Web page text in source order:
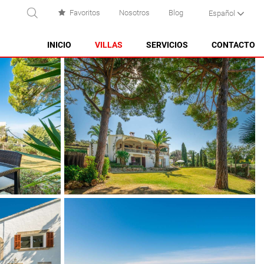
Favoritos Nosotros Blog Español
INICIO VILLAS
ES CASTELL
ES GRAU
MAHÓN
NA MACARET
PUNTA PRIMA - SON GANXO
SANT LLUÍS
SERVICIOS CONTACTO